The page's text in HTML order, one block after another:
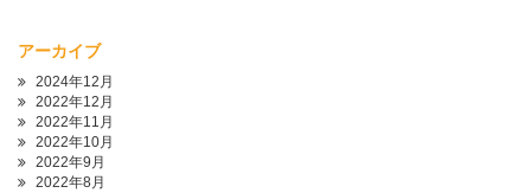
アーカイブ
2024年12月
2022年12月
2022年11月
2022年10月
2022年9月
2022年8月